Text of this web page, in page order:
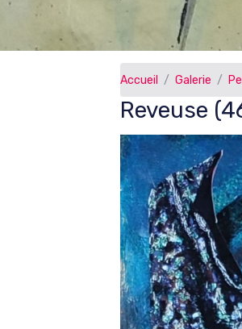
Accueil Galerie
Reveuse